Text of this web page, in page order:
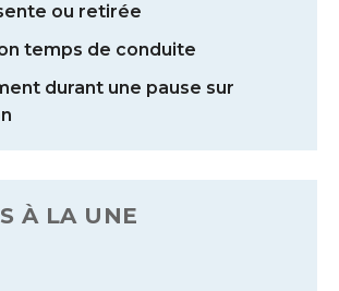
ou retirée
temps de conduite
durant une pause sur
À LA UNE